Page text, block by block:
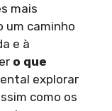
mais
um caminho
e à
o que
explorar
como os